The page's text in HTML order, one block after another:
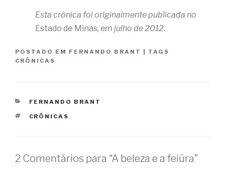
Esta crônica foi originalmente publicada no
Estado de Minas, em julho de 2012.
POSTADO EM FERNANDO BRANT | TAGS
CRÔNICAS
CATEGORIAS
FERNANDO BRANT
TAGS
CRÔNICAS
2 Comentários para “A beleza e a feiúra”